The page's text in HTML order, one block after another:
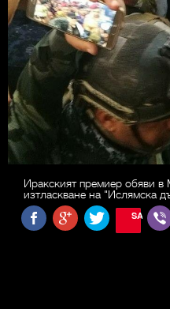
Иракският премиер обяви
изтласкване на "Ислямска
SAVE